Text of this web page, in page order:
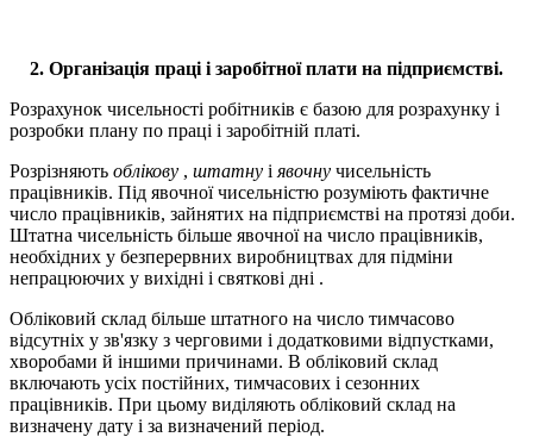
2. Організація праці і заробітної плати на підприємстві.
Розрахунок чисельності робітників є базою для розрахунку і
розробки плану по праці і заробітній платі.
Розрізняють облікову , штатну і явочну чисельність
працівників. Під явочної чисельністю розуміють фактичне
число працівників, зайнятих на підприємстві на протязі доби.
Штатна чисельність більше явочної на число працівників,
необхідних у безперервних виробництвах для підміни
непрацюючих у вихідні і святкові дні .
Обліковий склад більше штатного на число тимчасово
відсутніх у зв'язку з черговими і додатковими відпустками,
хворобами й іншими причинами. В обліковий склад
включають усіх постійних, тимчасових і сезонних
працівників. При цьому виділяють обліковий склад на
визначену дату і за визначений період.